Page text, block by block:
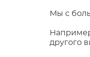
Мы с
другого